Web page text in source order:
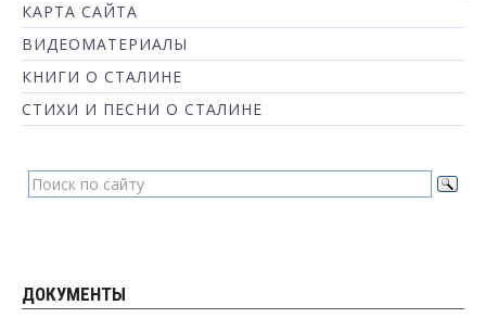
КАРТА САЙТА
ВИДЕОМАТЕРИАЛЫ
КНИГИ О СТАЛИНЕ
СТИХИ И ПЕСНИ О СТАЛИНЕ
ДОКУМЕНТЫ